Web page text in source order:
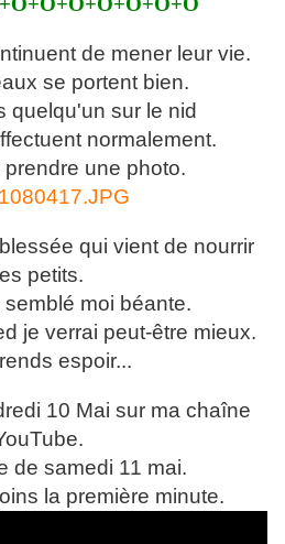
de mener leur vie.
se portent bien.
quelqu'un sur le nid
normalement.
une photo.
qui vient de nourrir
les petits.
moi béante.
je verrai peut-être mieux.
espoir...
10 Mai sur ma chaîne
de samedi 11 mai.
la première minute.